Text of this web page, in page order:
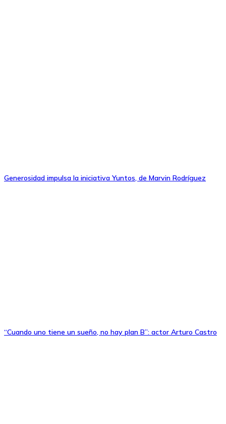
Generosidad impulsa la iniciativa Yuntos, de Marvin Rodríguez
“Cuando uno tiene un sueño, no hay plan B”: actor Arturo Castro